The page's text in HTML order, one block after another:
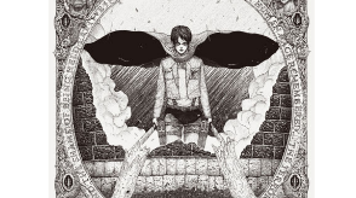
소미미디어 | 2018년 04월 11일